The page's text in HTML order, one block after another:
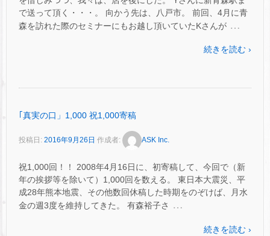
で送って頂く・・・。 向かう先は、八戸市。 前回、4月に青
森を訪れた際のセミナーにもお越し頂いていたKさんが …
続きを読む ›
｢真実の口」1,000 祝1,000寄稿
投稿日: 2016年9月26日 作成者: ASK Inc.
祝1,000回！！ 2008年4月16日に、初寄稿して、今回で（新
年の挨拶等を除いて）1,000回を数える。 東日本大震災、平
成28年熊本地震、その他数回休稿した時期をのぞけば、月水
金の週3度を維持してきた。 有森裕子さ
…
続きを読む ›